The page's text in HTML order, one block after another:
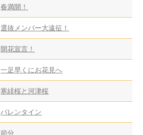
春満開！
選抜メンバー大遠征！
開花宣言！
一足早くにお花見へ
寒緋桜と河津桜
バレンタイン
節分